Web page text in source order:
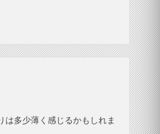
は多少薄く感じるかもしれま